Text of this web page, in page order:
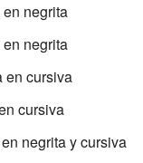
negrita
negrita
en cursiva
cursiva
negrita y cursiva